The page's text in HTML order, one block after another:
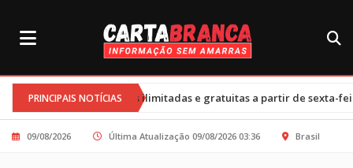
PRINCIPAIS NOTÍCIAS
ilimitadas e gratuitas a partir de sexta-feira•Cortes nos
09/08/2026 Última Atualização 09/08/2026 03:36 Brasil